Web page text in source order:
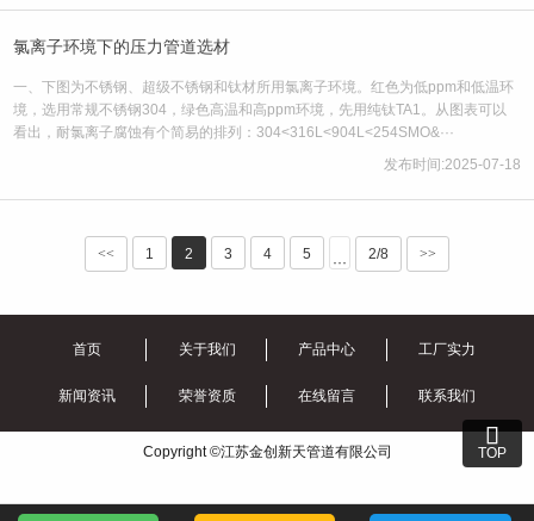
氯离子环境下的压力管道选材
一、下图为不锈钢、超级不锈钢和钛材所用氯离子环境。红色为低ppm和低温环
境，选用常规不锈钢304，绿色高温和高ppm环境，先用纯钛TA1。从图表可以
看出，耐氯离子腐蚀有个简易的排列：304<316L<904L<254SMO&···
发布时间:2025-07-18
<< 1 2 3 4 5 ··· 2/8 >>

TOP
首页 关于我们 产品中心 工厂实力
新闻资讯 荣誉资质 在线留言 联系我们
Copyright ©江苏金创新天管道有限公司